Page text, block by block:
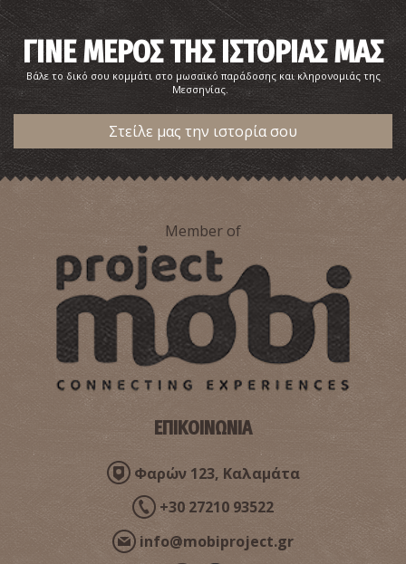
ΠΕΡΙΦΕΡΕΙΑΚΟ ΙΑΤΡΕΙΟ ΣΕΛΛΑ
ΠΕΡΙΦΕΡΕΙΑΚΑ ΙΑΤΡΕΙΑ ~5.9Km
ΠΕΡΙΦΕΡΕΙΑΚΟ ΙΑΤΡΕΙΟ ΚΑΤΣΑΡΟΥ
ΠΕΡΙΦΕΡΕΙΑΚΑ ΙΑΤΡΕΙΑ ~7.9Km
ΓΙΝΕ ΜΕΡΟΣ ΤΗΣ ΙΣΤΟΡΙΑΣ ΜΑΣ
Βάλε το δικό σου κομμάτι στο μωσαϊκό παράδοσης και κληρονομιάς της
Μεσσηνίας.
Στείλε μας την ιστορία σου
Member of
ΕΠΙΚΟΙΝΩΝΙΑ
Φαρών 123, Καλαμάτα
+30 27210 93522
info@mobiproject.gr